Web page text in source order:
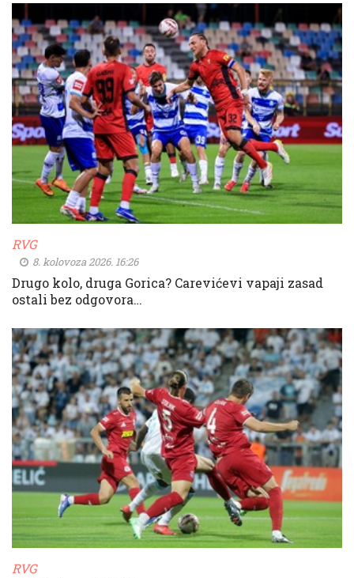
RVG
8. kolovoza 2026. 16:26
Drugo kolo, druga Gorica? Carevićevi vapaji zasad
ostali bez odgovora…
RVG